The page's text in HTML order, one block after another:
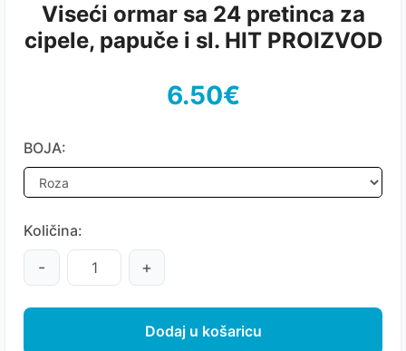
Viseći ormar sa 24 pretinca za
cipele, papuče i sl. HIT PROIZVOD
6.50€
BOJA:
Količina:
- +
Dodaj u košaricu